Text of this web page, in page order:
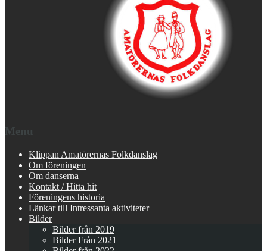
Menu
Klippan Amatörernas Folkdanslag
Om föreningen
Om danserna
Kontakt / Hitta hit
Föreningens historia
Länkar till Intressanta aktiviteter
Bilder
Bilder från 2019
Bilder Från 2021